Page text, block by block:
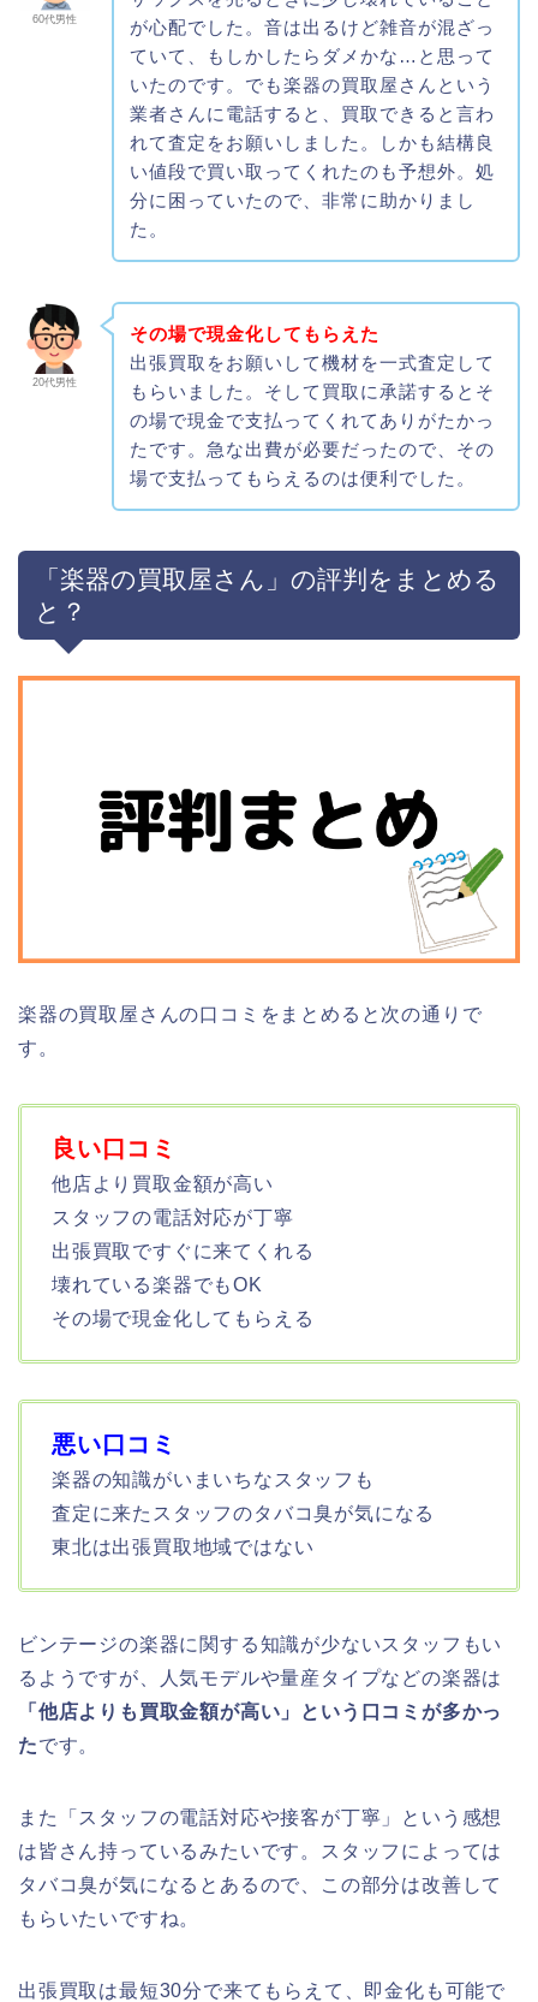
60代男性
が心配でした。音は出るけど雑音が混ざっ
ていて、もしかしたらダメかな…と思って
いたのです。でも楽器の買取屋さんという
業者さんに電話すると、買取できると言わ
れて査定をお願いしました。しかも結構良
い値段で買い取ってくれたのも予想外。処
分に困っていたので、非常に助かりまし
た。
20代男性
その場で現金化してもらえた
出張買取をお願いして機材を一式査定して
もらいました。そして買取に承諾するとそ
の場で現金で支払ってくれてありがたかっ
たです。急な出費が必要だったので、その
場で支払ってもらえるのは便利でした。
「楽器の買取屋さん」の評判をまとめる
と？
楽器の買取屋さんの口コミをまとめると次の通りで
す。
良い口コミ
他店より買取金額が高い
スタッフの電話対応が丁寧
出張買取ですぐに来てくれる
壊れている楽器でもOK
その場で現金化してもらえる
悪い口コミ
楽器の知識がいまいちなスタッフも
査定に来たスタッフのタバコ臭が気になる
東北は出張買取地域ではない
ビンテージの楽器に関する知識が少ないスタッフもい
るようですが、人気モデルや量産タイプなどの楽器は
「他店よりも買取金額が高い」という口コミが多かっ
たです。
また「スタッフの電話対応や接客が丁寧」という感想
は皆さん持っているみたいです。スタッフによっては
タバコ臭が気になるとあるので、この部分は改善して
もらいたいですね。
出張買取は最短30分で来てもらえて、即金化も可能で